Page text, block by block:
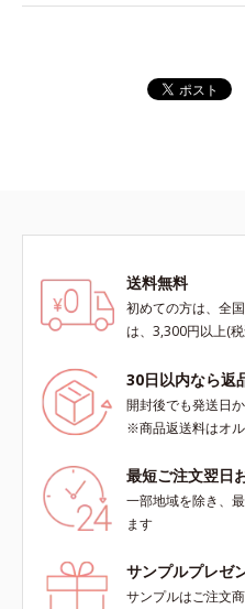
送料無料
初めての方は、全
は、3,300円以上(
30日以内なら返
開封後でも発送日
※商品返送料はオ
最短ご注文翌日
一部地域を除き、
ます
サンプルプレゼ
サンプルはご注文